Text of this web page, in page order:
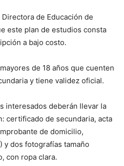
de Educación de
este plan de estudios consta
a bajo costo.
de 18 años que cuenten
y tiene validez oficial.
interesados deberán llevar la
certificado de secundaria, acta
de domicilio,
y dos fotografías tamaño
con ropa clara.